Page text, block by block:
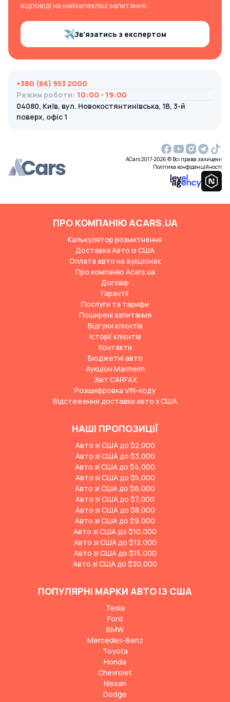
відповіді на найзапекліші запитання.
Зв’язатись з експертом
+380 (66) 953 2000
Режим роботи: 10:00 - 19:00
04080, Київ, вул. Новокостянтинівська, 1В, 3-й
поверх, офіс 1
ACars 2017-2026 © Всі права захищені
Політика конфіденційності
ПРО КОМПАНІЮ ACARS.UA
Калькулятор розмитнення
Доставка Авто із США
Оплата авто на аукціонах
Про компанію Acars.ua
Договір
Гарантії
Послуги та тарифи
Поширені запитання
Відгуки клієнтів
Історії клієнтів
Контакти
Бюджетні авто
Аукціон Manheim
Звіт CARFAX
Розшифровка VIN-коду
Відстеження доставки авто з США
НАШІ ПРОПОЗИЦІЇ
Авто зі США до $2,000
Авто зі США до $3,000
Авто зі США до $4,000
Авто зі США до $5,000
Авто зі США до $6,000
Авто зі США до $7,000
Авто зі США до $8,000
Авто зі США до $9,000
Авто зі США до $10,000
Авто зі США до $12,000
Авто зі США до $15,000
Авто зі США до $20,000
ПОПУЛЯРНІ МАРКИ АВТО ІЗ США
Tesla
Ford
BMW
Mercedes-Benz
Toyota
Honda
Chevrolet
Nissan
Dodge